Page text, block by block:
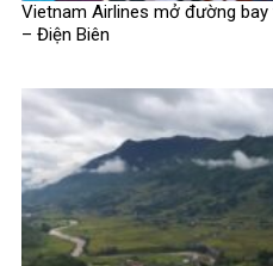
Vietnam Airlines mở đường bay
– Điện Biên